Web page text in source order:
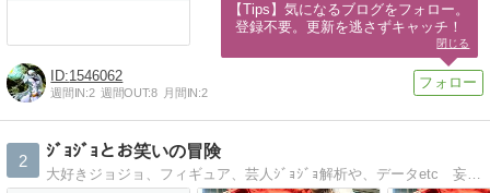
1546062
週間IN:2 週間OUT:8 月間IN:2
2
ｼﾞｮｼﾞｮとお笑いの冒険
【Tips】気になるブログをフォロー。
登録不要。更新を逃さずキャッチ！
閉じる